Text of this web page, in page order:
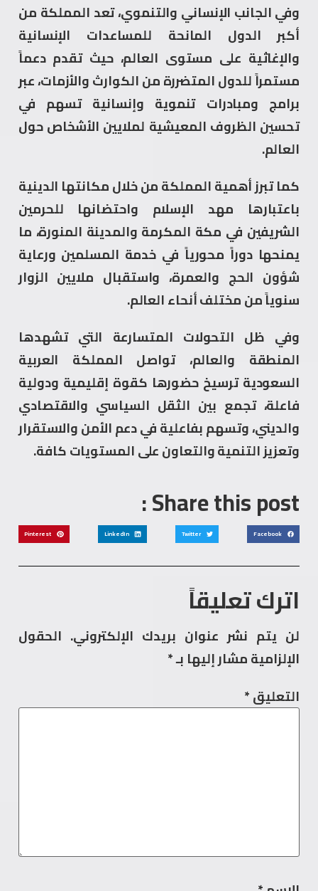
وفي الجانب الإنساني والتنموي، تعد المملكة من
أكبر الدول المانحة للمساعدات الإنسانية
والإغاثية على مستوى العالم، حيث تقدم دعماً
مستمراً للدول المتضررة من الكوارث والأزمات، عبر
برامج ومبادرات تنموية وإنسانية تسهم في
تحسين الظروف المعيشية لملايين الأشخاص حول
العالم.
كما تبرز أهمية المملكة من خلال مكانتها الدينية
باعتبارها مهد الإسلام واحتضانها للحرمين
الشريفين في مكة المكرمة والمدينة المنورة، ما
يمنحها دوراً محورياً في خدمة المسلمين ورعاية
شؤون الحج والعمرة، واستقبال ملايين الزوار
سنوياً من مختلف أنحاء العالم.
وفي ظل التحولات المتسارعة التي تشهدها
المنطقة والعالم، تواصل المملكة العربية
السعودية ترسيخ حضورها كقوة إقليمية ودولية
فاعلة، تجمع بين الثقل السياسي والاقتصادي
والديني، وتسهم بفاعلية في دعم الأمن والاستقرار
وتعزيز التنمية والتعاون على المستويات كافة.
Share this post :
Facebook
Twitter
LinkedIn
Pinterest
اترك تعليقاً
لن يتم نشر عنوان بريدك الإلكتروني. الحقول
الإلزامية مشار إليها بـ *
التعليق*